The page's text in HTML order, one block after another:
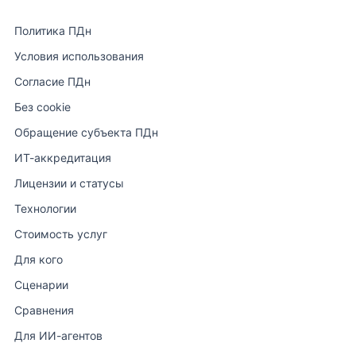
Политика ПДн
Условия использования
Согласие ПДн
Без cookie
Обращение субъекта ПДн
ИТ-аккредитация
Лицензии и статусы
Технологии
Стоимость услуг
Для кого
Сценарии
Сравнения
Для ИИ-агентов